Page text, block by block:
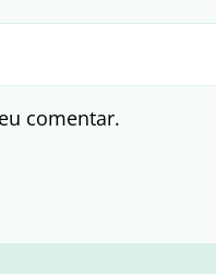
comentar.